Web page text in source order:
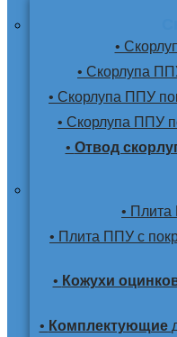
•
• Скорлупа
• Скорлупа ППУ
• Скорлупа ППУ
• Отвод
•
• Плита ППУ с
• Кожухи
• Комплектующие